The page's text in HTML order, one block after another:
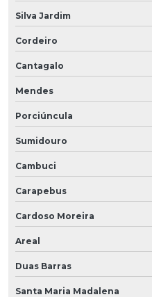
Silva Jardim
Cordeiro
Cantagalo
Mendes
Porciúncula
Sumidouro
Cambuci
Carapebus
Cardoso Moreira
Areal
Duas Barras
Santa Maria Madalena